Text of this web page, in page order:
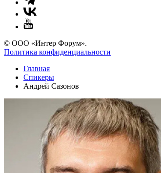
© ООО «Интер Форум».
Политика конфиденциальности
Главная
Спикеры
Андрей Сазонов